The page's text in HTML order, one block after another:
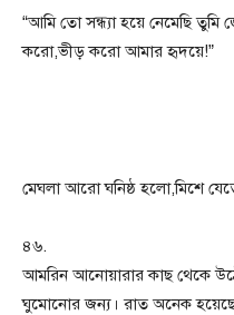
“আমি তো সন্ধ্যা হয়ে নেমেছি
করো,ভীড় করো আমার হৃদয়ে!”
মেঘলা আরো ঘনিষ্ঠ হলো,মিশে
৪৬.
আমরিন আনোয়ারার কাছ থেকে
ঘুমোনোর জন্য। রাত অনেক